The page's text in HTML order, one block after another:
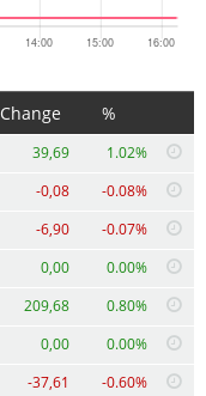
Change %
39,69 1.02%
-0,08 -0.08%
-6,90 -0.07%
0,00 0.00%
209,68 0.80%
0,00 0.00%
-37,61 -0.60%